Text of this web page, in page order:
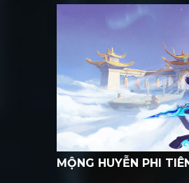
MỘNG HUYỄN PHI